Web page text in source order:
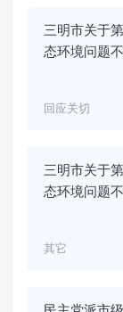
三明市关于
态环境问题
回应关切
三明市关于
态环境问题
其它